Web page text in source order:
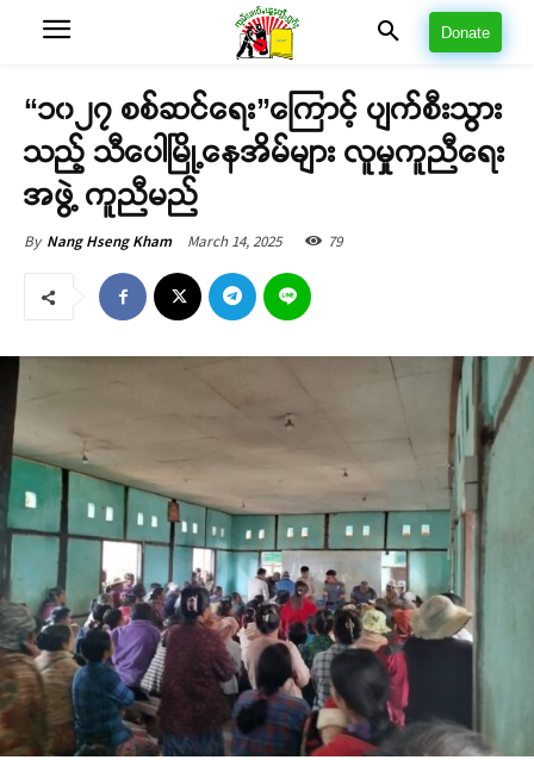
Donate
“၁၀၂၇ စစ်ဆင်ရေး”ကြောင့် ပျက်စီးသွား
သည့် သီပေါမြို့နေအိမ်များ လူမှုကူညီရေး
အဖွဲ့ ကူညီမည်
By Nang Hseng Kham March 14, 2025 79